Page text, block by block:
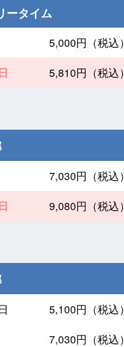
タイム
5,000円（税込）
5,810円（税込）
7,030円（税込）
9,080円（税込）
5,100円（税込）
7,030円（税込）